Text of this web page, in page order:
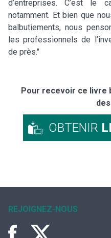
d’entreprises. C’est le
notamment. Et bien que
balbutiements, nous
les professionnels de
de près."
Pour recevoir ce livre
OBTENIR
REJOIGNEZ-NOUS